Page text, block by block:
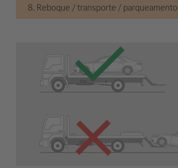
8. Reboque / transporte / parqueamento